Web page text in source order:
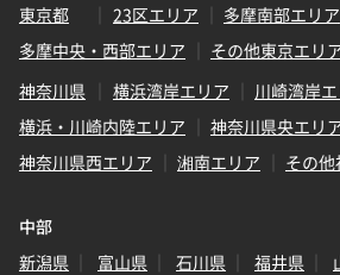
東京都
23区エリア
多摩南部エリア
多摩中央・西部エリア
その他東京エリ
神奈川県
横浜湾岸エリア
川崎湾岸
横浜・川崎内陸エリア
神奈川県央エリ
神奈川県西エリア
湘南エリア その
中部
新潟県
富山県 石川県 福井県